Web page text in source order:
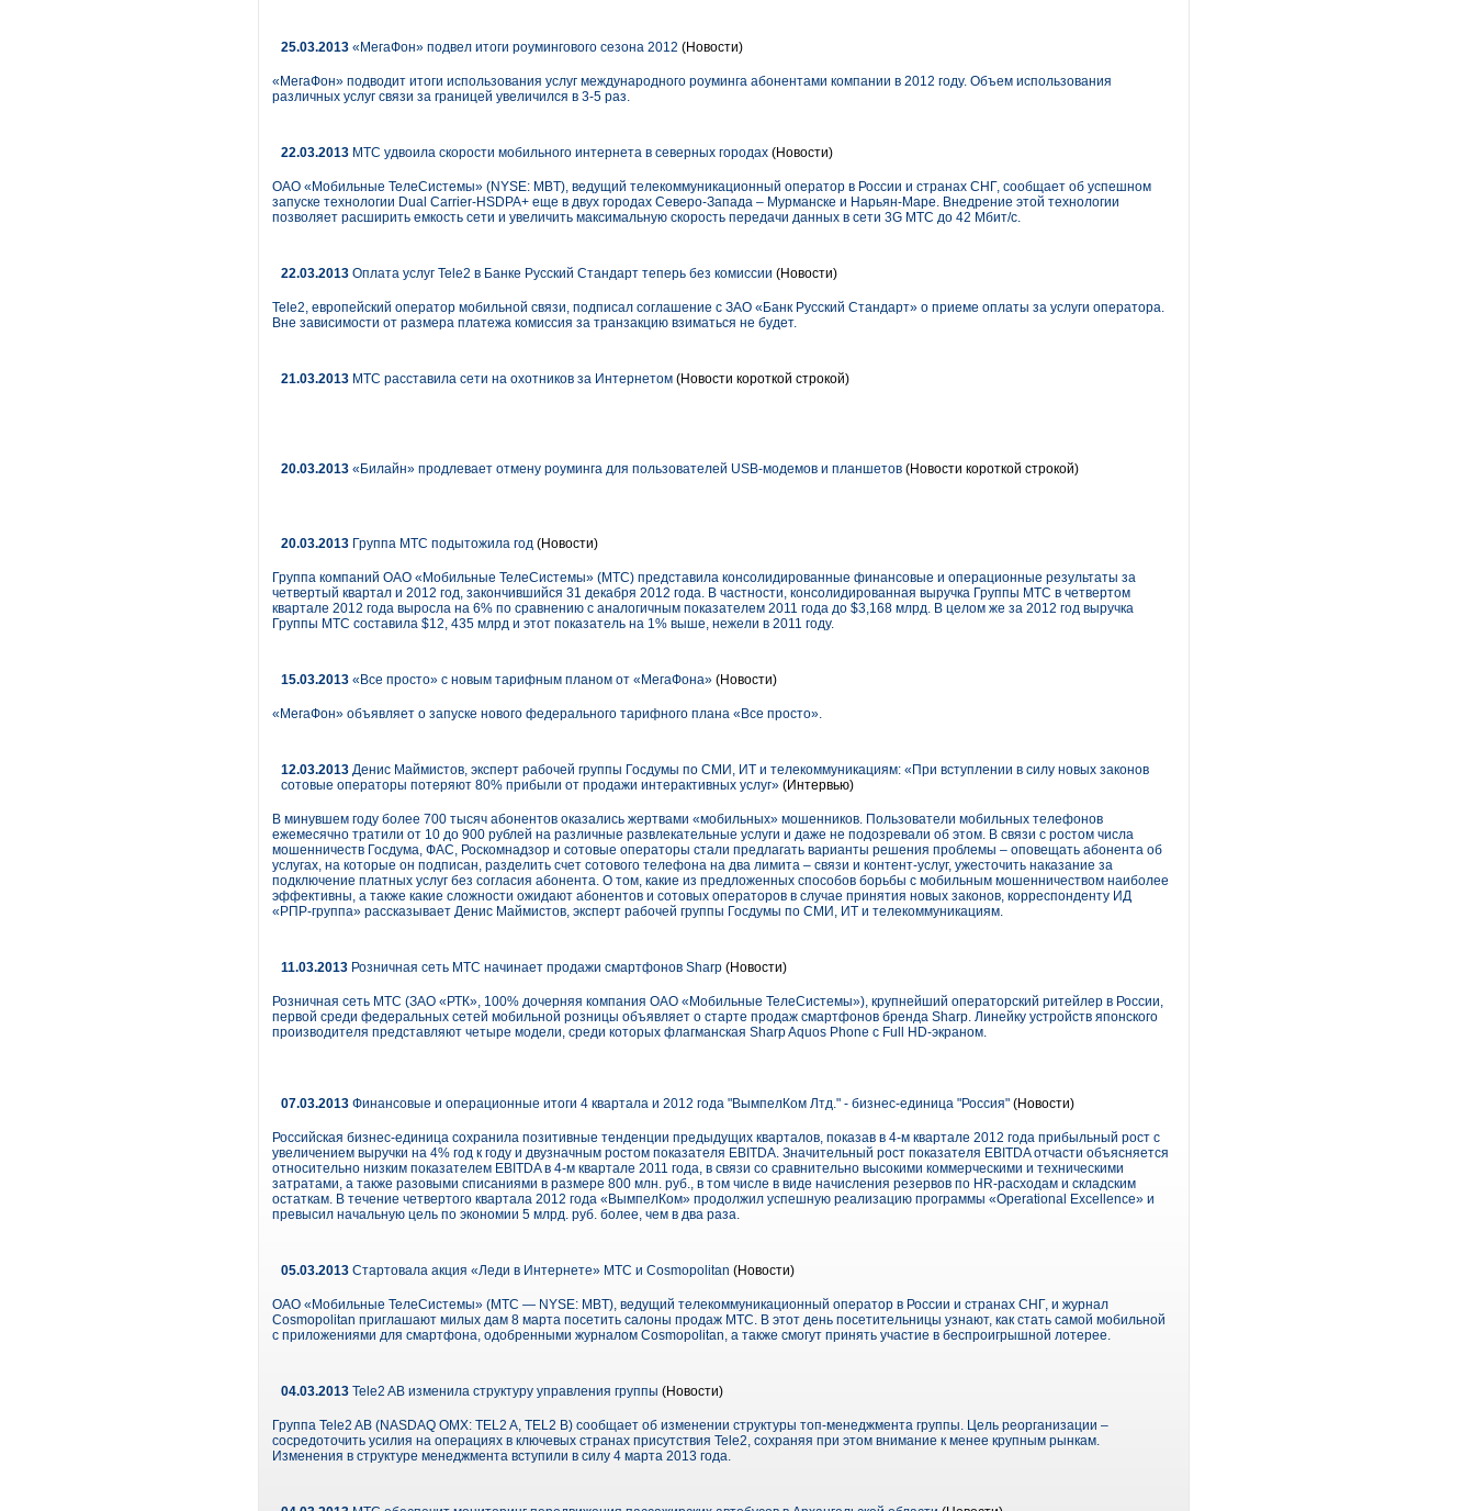
25.03.2013 «МегаФон» подвел итоги роумингового сезона 2012 (Новости)
«МегаФон» подводит итоги использования услуг международного роуминга абонентами компании в 2012 году. Объем использования
различных услуг связи за границей увеличился в 3-5 раз.
22.03.2013 МТС удвоила скорости мобильного интернета в северных городах (Новости)
ОАО «Мобильные ТелеСистемы» (NYSE: MBT), ведущий телекоммуникационный оператор в России и странах СНГ, сообщает об успешном
запуске технологии Dual Carrier-HSDPA+ еще в двух городах Северо-Запада – Мурманске и Нарьян-Маре. Внедрение этой технологии
позволяет расширить емкость сети и увеличить максимальную скорость передачи данных в сети 3G МТС до 42 Мбит/с.
22.03.2013 Оплата услуг Tele2 в Банке Русский Стандарт теперь без комиссии (Новости)
Tele2, европейский оператор мобильной связи, подписал соглашение с ЗАО «Банк Русский Стандарт» о приеме оплаты за услуги оператора.
Вне зависимости от размера платежа комиссия за транзакцию взиматься не будет.
21.03.2013 МТС расставила сети на охотников за Интернетом (Новости короткой строкой)
20.03.2013 «Билайн» продлевает отмену роуминга для пользователей USB-модемов и планшетов (Новости короткой строкой)
20.03.2013 Группа МТС подытожила год (Новости)
Группа компаний ОАО «Мобильные ТелеСистемы» (МТС) представила консолидированные финансовые и операционные результаты за
четвертый квартал и 2012 год, закончившийся 31 декабря 2012 года. В частности, консолидированная выручка Группы МТС в четвертом
квартале 2012 года выросла на 6% по сравнению с аналогичным показателем 2011 года до $3,168 млрд. В целом же за 2012 год выручка
Группы МТС составила $12, 435 млрд и этот показатель на 1% выше, нежели в 2011 году.
15.03.2013 «Все просто» с новым тарифным планом от «МегаФона» (Новости)
«МегаФон» объявляет о запуске нового федерального тарифного плана «Все просто».
12.03.2013 Денис Маймистов, эксперт рабочей группы Госдумы по СМИ, ИТ и телекоммуникациям: «При вступлении в силу новых законов
сотовые операторы потеряют 80% прибыли от продажи интерактивных услуг» (Интервью)
В минувшем году более 700 тысяч абонентов оказались жертвами «мобильных» мошенников. Пользователи мобильных телефонов
ежемесячно тратили от 10 до 900 рублей на различные развлекательные услуги и даже не подозревали об этом. В связи с ростом числа
мошенничеств Госдума, ФАС, Роскомнадзор и сотовые операторы стали предлагать варианты решения проблемы – оповещать абонента об
услугах, на которые он подписан, разделить счет сотового телефона на два лимита – связи и контент-услуг, ужесточить наказание за
подключение платных услуг без согласия абонента. О том, какие из предложенных способов борьбы с мобильным мошенничеством наиболее
эффективны, а также какие сложности ожидают абонентов и сотовых операторов в случае принятия новых законов, корреспонденту ИД
«РПР-группа» рассказывает Денис Маймистов, эксперт рабочей группы Госдумы по СМИ, ИТ и телекоммуникациям.
11.03.2013 Розничная сеть МТС начинает продажи смартфонов Sharp (Новости)
Розничная сеть МТС (ЗАО «РТК», 100% дочерняя компания ОАО «Мобильные ТелеСистемы»), крупнейший операторский ритейлер в России,
первой среди федеральных сетей мобильной розницы объявляет о старте продаж смартфонов бренда Sharp. Линейку устройств японского
производителя представляют четыре модели, среди которых флагманская Sharp Aquos Phone с Full HD-экраном.
07.03.2013 Финансовые и операционные итоги 4 квартала и 2012 года "ВымпелКом Лтд." - бизнес-единица "Россия" (Новости)
Российская бизнес-единица сохранила позитивные тенденции предыдущих кварталов, показав в 4-м квартале 2012 года прибыльный рост с
увеличением выручки на 4% год к году и двузначным ростом показателя EBITDA. Значительный рост показателя EBITDA отчасти объясняется
относительно низким показателем EBITDA в 4-м квартале 2011 года, в связи со сравнительно высокими коммерческими и техническими
затратами, а также разовыми списаниями в размере 800 млн. руб., в том числе в виде начисления резервов по HR-расходам и складским
остаткам. В течение четвертого квартала 2012 года «ВымпелКом» продолжил успешную реализацию программы «Operational Excellence» и
превысил начальную цель по экономии 5 млрд. руб. более, чем в два раза.
05.03.2013 Стартовала акция «Леди в Интернете» МТС и Cosmopolitan (Новости)
ОАО «Мобильные ТелеСистемы» (МТС — NYSE: MBT), ведущий телекоммуникационный оператор в России и странах СНГ, и журнал
Cosmopolitan приглашают милых дам 8 марта посетить салоны продаж МТС. В этот день посетительницы узнают, как стать самой мобильной
с приложениями для смартфона, одобренными журналом Cosmopolitan, а также смогут принять участие в беспроигрышной лотерее.
04.03.2013 Tele2 AB изменила структуру управления группы (Новости)
Группа Tele2 AB (NASDAQ OMX: TEL2 A, TEL2 B) сообщает об изменении структуры топ-менеджмента группы. Цель реорганизации –
сосредоточить усилия на операциях в ключевых странах присутствия Tele2, сохраняя при этом внимание к менее крупным рынкам.
Изменения в структуре менеджмента вступили в силу 4 марта 2013 года.